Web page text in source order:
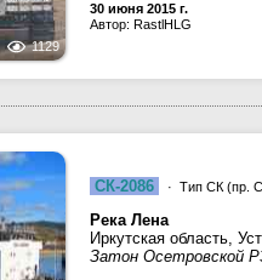
1129
30 июня 2015 г.
Автор: RastlHLG
СК-2086 · Тип СК (пр.
Река Лена
Иркутская область,
Затон Осетровской